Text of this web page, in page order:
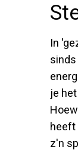
In
je
heeft
z'n